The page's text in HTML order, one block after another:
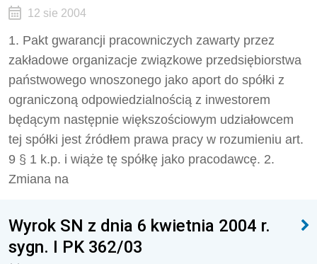
12 sie 2004
1. Pakt gwarancji pracowniczych zawarty przez
zakładowe organizacje związkowe przedsiębiorstwa
państwowego wnoszonego jako aport do spółki z
ograniczoną odpowiedzialnością z inwestorem
będącym następnie większościowym udziałowcem
tej spółki jest źródłem prawa pracy w rozumieniu art.
9 § 1 k.p. i wiąże tę spółkę jako pracodawcę. 2.
Zmiana na
Wyrok SN z dnia 6 kwietnia 2004 r.
sygn. I PK 362/03